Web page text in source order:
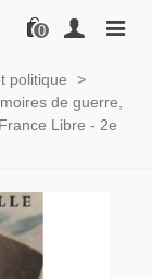
0
politique
>
de guerre,
Libre - 2e